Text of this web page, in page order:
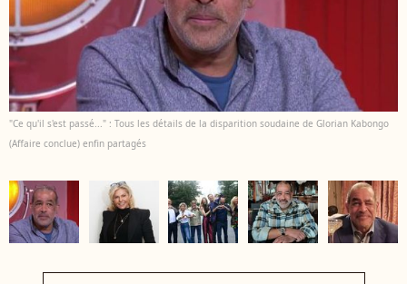
"Ce qu'il s'est passé..." : Tous les détails de la disparition soudaine de Glorian Kabongo
(Affaire conclue) enfin partagés